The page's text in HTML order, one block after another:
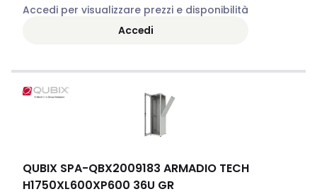
Accedi per visualizzare prezzi e disponibilità
Accedi
QUBIX SPA-QBX2009183 ARMADIO TECH
H1750XL600XP600 36U GR